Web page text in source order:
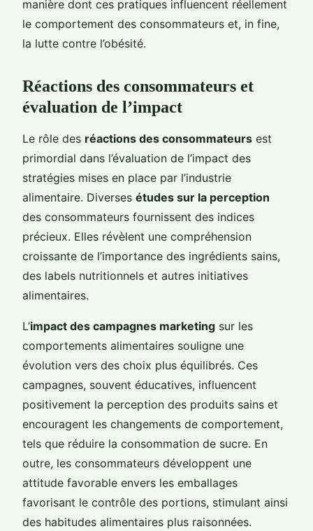
manière dont ces pratiques influencent réellement
le comportement des consommateurs et, in fine,
la lutte contre l’obésité.
Réactions des consommateurs et
évaluation de l’impact
Le rôle des réactions des consommateurs est
primordial dans l’évaluation de l’impact des
stratégies mises en place par l’industrie
alimentaire. Diverses études sur la perception
des consommateurs fournissent des indices
précieux. Elles révèlent une compréhension
croissante de l’importance des ingrédients sains,
des labels nutritionnels et autres initiatives
alimentaires.
L’impact des campagnes marketing sur les
comportements alimentaires souligne une
évolution vers des choix plus équilibrés. Ces
campagnes, souvent éducatives, influencent
positivement la perception des produits sains et
encouragent les changements de comportement,
tels que réduire la consommation de sucre. En
outre, les consommateurs développent une
attitude favorable envers les emballages
favorisant le contrôle des portions, stimulant ainsi
des habitudes alimentaires plus raisonnées.